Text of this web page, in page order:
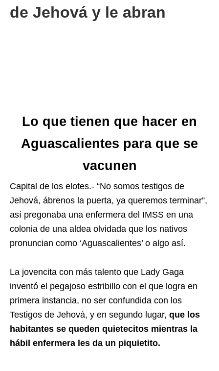
de Jehová y le abran
Lo que tienen que hacer en
Aguascalientes para que se
vacunen
Capital de los elotes.- “No somos testigos de
Jehová, ábrenos la puerta, ya queremos terminar”,
así pregonaba una enfermera del IMSS en una
colonia de una aldea olvidada que los nativos
pronuncian como ‘Aguascalientes’ o algo así.
La jovencita con más talento que Lady Gaga
inventó el pegajoso estribillo con el que logra en
primera instancia, no ser confundida con los
Testigos de Jehová, y en segundo lugar, que los
habitantes se queden quietecitos mientras la
hábil enfermera les da un piquietito.